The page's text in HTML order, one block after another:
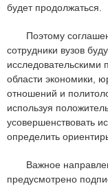
будет продолжаться.
Поэтому
сотрудники вузов
области экономики,
отношений и
используя
усовершенствовать
определить
Важное
предусмотрено